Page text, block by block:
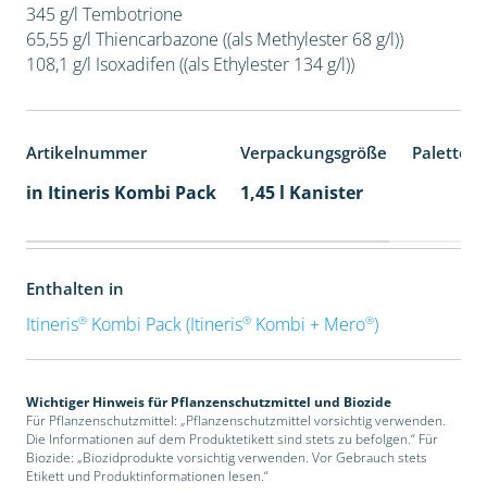
345 g/l Tembotrione
65,55 g/l Thiencarbazone ((als Methylester 68 g/l))
108,1 g/l Isoxadifen ((als Ethylester 134 g/l))
Artikelnummer Verpackungsgröße
in Itineris Kombi Pack 1,45 l Kanister
Enthalten in
Itineris®Kombi Pack (Itineris®Kombi + Mero®)
Wichtiger Hinweis für Pflanzenschutzmittel und Biozide
Für Pflanzenschutzmittel: „Pflanzenschutzmittel vorsichtig verwenden.
Die Informationen auf dem Produktetikett sind stets zu befolgen.“ Für
Biozide: „Biozidprodukte vorsichtig verwenden. Vor Gebrauch stets
Etikett und Produktinformationen lesen.“